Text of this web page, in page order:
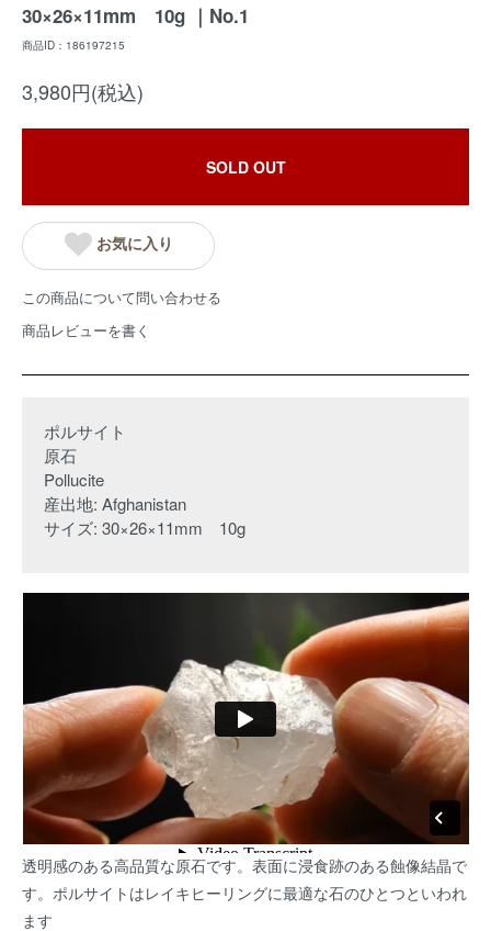
30×26×11mm 10g ｜No.1
商品ID：186197215
3,980円(税込)
SOLD OUT
お気に入り
この商品について問い合わせる
商品レビューを書く
ポルサイト
原石
Pollucite
産出地: Afghanistan
サイズ: 30×26×11mm 10g
透明感のある高品質な原石です。表面に浸食跡のある蝕像結晶で
す。ポルサイトはレイキヒーリングに最適な石のひとつといわれ
ます